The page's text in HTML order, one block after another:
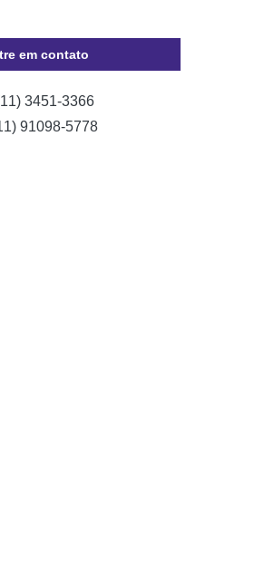
Crachá com Chip
de Plástico
Janeiro
Catarina
em contato
3451-3366
91098-5778